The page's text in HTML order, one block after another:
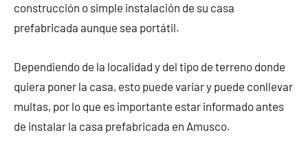
construcción o simple instalación de su casa
prefabricada aunque sea portátil.
Dependiendo de la localidad y del tipo de terreno donde
quiera poner la casa, esto puede variar y puede conllevar
multas, por lo que es importante estar informado antes
de instalar la casa prefabricada en Amusco.